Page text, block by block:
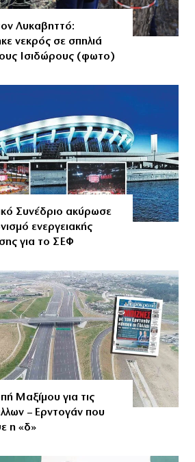
Λυκαβηττό:
νεκρός σε σπηλιά
Ισιδώρους (φωτο)
Συνέδριο ακύρωσε
ενεργειακής
για το ΣΕΦ
Μαξίμου για τις
– Ερντογάν που
η «δ»